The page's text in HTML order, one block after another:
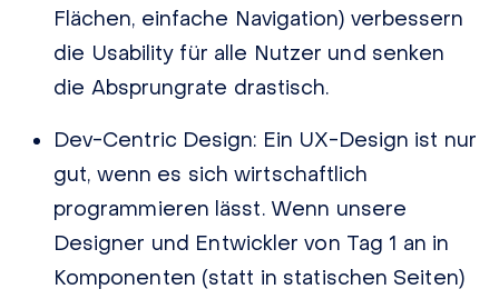
Flächen, einfache Navigation) verbessern
die Usability für alle Nutzer und senken
die Absprungrate drastisch.
Dev-Centric Design: Ein UX-Design ist nur
gut, wenn es sich wirtschaftlich
programmieren lässt. Wenn unsere
Designer und Entwickler von Tag 1 an in
Komponenten (statt in statischen Seiten)